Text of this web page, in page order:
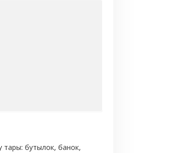
тары: бутылок, банок,